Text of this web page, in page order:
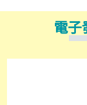
電子